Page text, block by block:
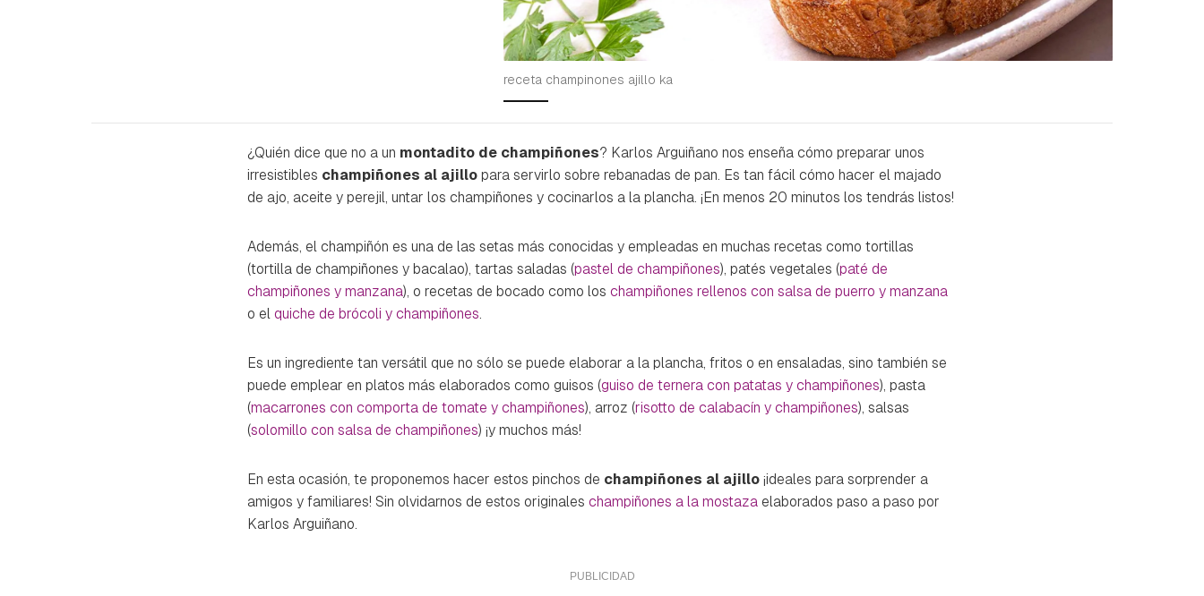
receta champinones ajillo ka
¿Quién dice que no a un montadito de champiñones? Karlos Arguiñano nos enseña cómo preparar unos
irresistibles champiñones al ajillopara servirlo sobre rebanadas de pan. Es tan fácil cómo hacer el majado
de ajo, aceite y perejil, untar los champiñones y cocinarlos a la plancha. ¡En menos 20 minutos los tendrás listos!
Además, el champiñón es una de las setas más conocidas y empleadas en muchas recetas como tortillas
(tortilla de champiñones y bacalao), tartas saladas (pastel de champiñones), patés vegetales (paté de
champiñones y manzana), o recetas de bocado como los champiñones rellenos con salsa de puerro y manzana
o elquiche de brócoli y champiñones.
Es un ingrediente tan versátil que no sólo se puede elaborar a la plancha, fritos o en ensaladas, sino también se
puede emplear en platos más elaborados como guisos (guiso de ternera con patatas y champiñones), pasta
(macarrones con comporta de tomate y champiñones), arroz (risotto de calabacín y champiñones), salsas
(solomillo con salsa de champiñones) ¡y muchos más!
En esta ocasión, te proponemos hacer estos pinchos de champiñones al ajillo¡ideales para sorprender a
amigos y familiares! Sin olvidarnos de estos originales champiñones a la mostazaelaborados paso a paso por
Karlos Arguiñano.